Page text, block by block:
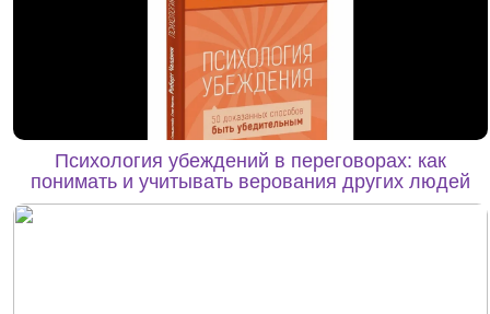
Психология убеждений в переговорах: как
понимать и учитывать верования других людей